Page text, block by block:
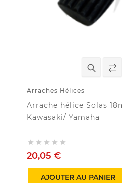
Arraches Hélices
Arrache hélice Solas
Kawasaki/ Yamaha
    
20,05 €
AJOUTER AU PANIER